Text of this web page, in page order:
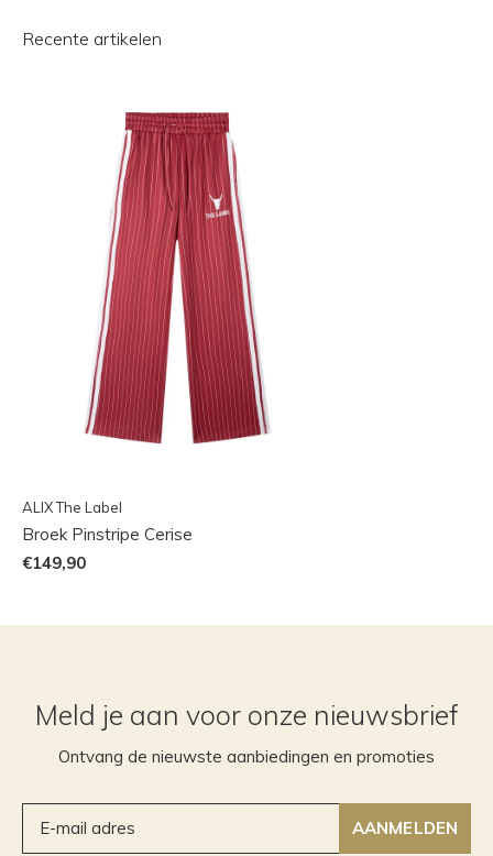
Recente artikelen
ALIX The Label
Broek Pinstripe Cerise
€149,90
Meld je aan voor onze nieuwsbrief
Ontvang de nieuwste aanbiedingen en promoties
AANMELDEN